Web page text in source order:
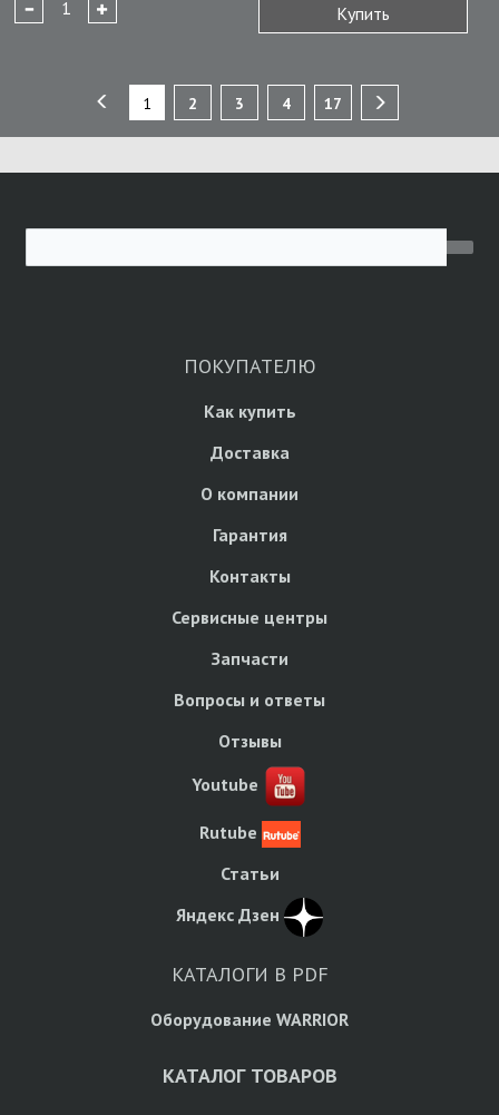
Купить
1 2 3 4 17
ПОКУПАТЕЛЮ
Как купить
Доставка
О компании
Гарантия
Контакты
Сервисные центры
Запчасти
Вопросы и ответы
Отзывы
Youtube
Rutube
Статьи
Яндекс Дзен
КАТАЛОГИ В PDF
Оборудование WARRIOR
КАТАЛОГ ТОВАРОВ